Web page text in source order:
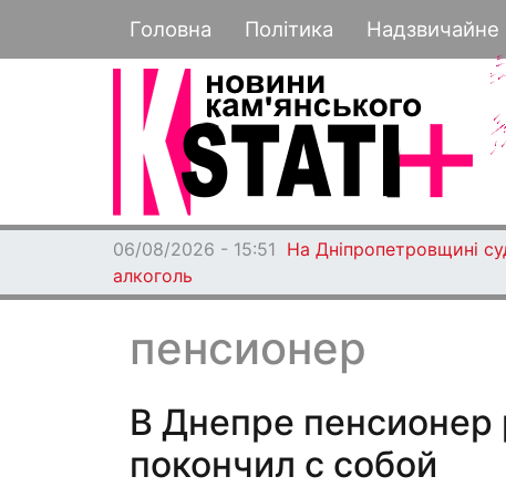
Основная навигация
Головна Політика Надзвичайне
06/08/2026 - 15:51 На Дніпропетровщині
алкоголь
пенсионер
В Днепре
покончил с собой